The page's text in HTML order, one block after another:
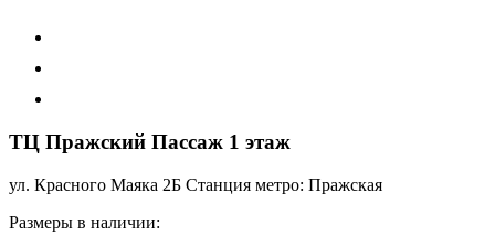
ТЦ Пражский Пассаж 1 этаж
ул. Красного Маяка 2Б Станция метро: Пражская
Размеры в наличии: